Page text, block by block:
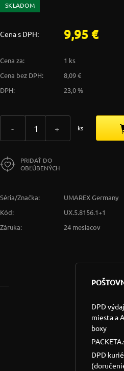
SKLADOM
Cena s DPH: 9,95 €
Cena za:
1 ks
Cena bez DPH:
8,09 €
DPH:
23,0 %
- + ks
PRIDAŤ DO
OBĽÚBENÝCH
Séria/Značka:
UMAREX Germany
Kód:
UX.5.8156.1+1
Záruka:
24 mesiacov
DPD
miesta a
boxy
DPD